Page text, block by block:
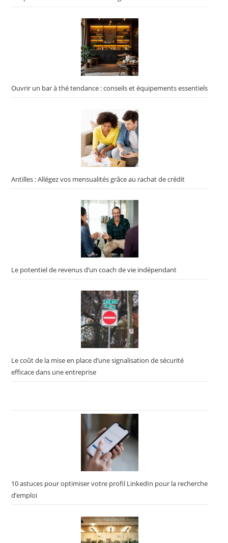
Ouvrir un bar à thé tendance : conseils et équipements essentiels
Antilles : Allégez vos mensualités grâce au rachat de crédit
Le potentiel de revenus d’un coach de vie indépendant
Le coût de la mise en place d’une signalisation de sécurité
efficace dans une entreprise
10 astuces pour optimiser votre profil LinkedIn pour la recherche
d’emploi